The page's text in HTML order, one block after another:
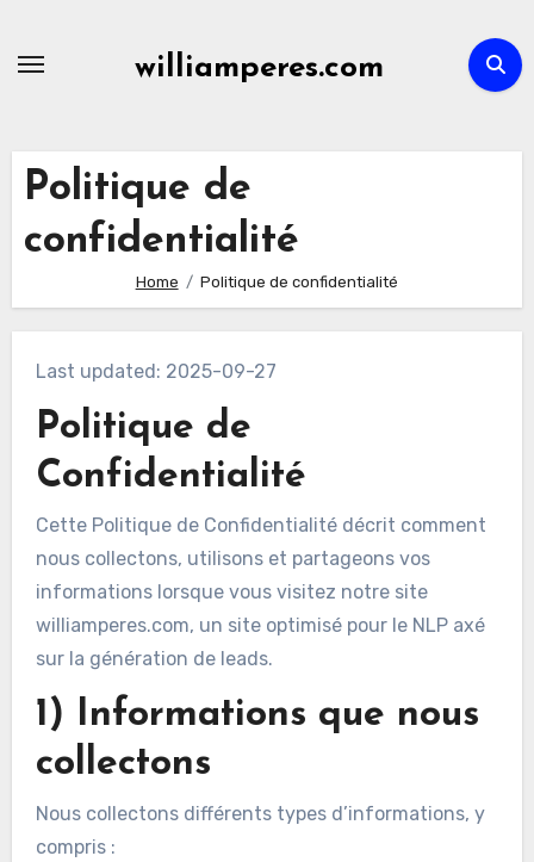
williamperes.com
Politique de
confidentialité
Home Politique de confidentialité
Last updated: 2025-09-27
Politique de
Confidentialité
Cette Politique de Confidentialité décrit comment
nous collectons, utilisons et partageons vos
informations lorsque vous visitez notre site
williamperes.com, un site optimisé pour le NLP axé
sur la génération de leads.
1) Informations que nous
collectons
Nous collectons différents types d’informations, y
compris :